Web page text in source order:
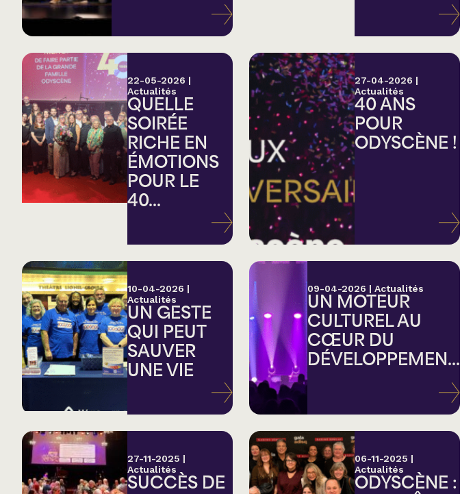
Hommage
Théâtre
Saison estivale
Apéro et perfo
Musique (Blues, folk,
traditionnelle)
Country
Famille
Spectacles en location
22-05-2026 |
Actualités
QUELLE
SOIRÉE
RICHE EN
ÉMOTIONS
POUR LE
40...
27-04-2026 |
Actualités
40 ANS
POUR
ODYSCÈNE !
10-04-2026 |
Actualités
UN GESTE
QUI PEUT
SAUVER
UNE VIE
09-04-2026 | Actualités
UN MOTEUR
CULTUREL AU
CŒUR DU
DÉVELOPPEMEN...
27-11-2025 |
Actualités
SUCCÈS DE
06-11-2025 |
Actualités
ODYSCÈNE :